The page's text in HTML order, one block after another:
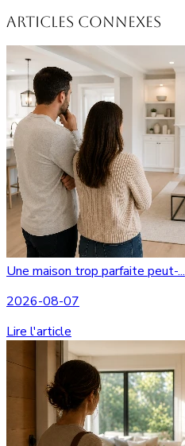
Articles connexes
Une maison trop parfaite peut-...
2026-08-07
Lire l'article